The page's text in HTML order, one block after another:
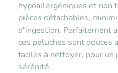
hypoallergéniques et non
pièces détachables,
d'ingestion. Parfaitement
ces peluches sont douces
faciles à nettoyer, pour un
sérénité.